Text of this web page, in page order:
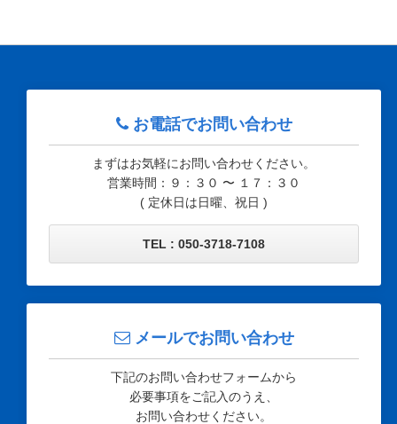
お電話でお問い合わせ
まずはお気軽にお問い合わせください。
営業時間：９：３０ 〜 １７：３０
( 定休日は日曜、祝日 )
TEL : 050-3718-7108
メールでお問い合わせ
下記のお問い合わせフォームから
必要事項をご記入のうえ、
お問い合わせください。